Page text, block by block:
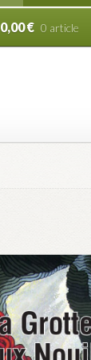
0,00€ 0 article